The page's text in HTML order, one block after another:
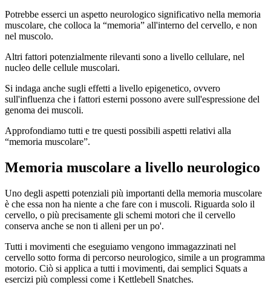
Potrebbe esserci un aspetto neurologico significativo nella memoria
muscolare, che colloca la “memoria” all'interno del cervello, e non
nel muscolo.
Altri fattori potenzialmente rilevanti sono a livello cellulare, nel
nucleo delle cellule muscolari.
Si indaga anche sugli effetti a livello epigenetico, ovvero
sull'influenza che i fattori esterni possono avere sull'espressione del
genoma dei muscoli.
Approfondiamo tutti e tre questi possibili aspetti relativi alla
“memoria muscolare”.
Memoria muscolare a livello neurologico
Uno degli aspetti potenziali più importanti della memoria muscolare
è che essa non ha niente a che fare con i muscoli. Riguarda solo il
cervello, o più precisamente gli schemi motori che il cervello
conserva anche se non ti alleni per un po'.
Tutti i movimenti che eseguiamo vengono immagazzinati nel
cervello sotto forma di percorso neurologico, simile a un programma
motorio. Ciò si applica a tutti i movimenti, dai semplici Squats a
esercizi più complessi come i Kettlebell Snatches.